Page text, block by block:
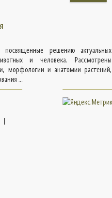
решению актуальных
и человека. Рассмотрены
морфологии и анатомии растений,
...
|